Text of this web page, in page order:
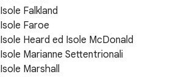
Isole Falkland
Isole Faroe
Isole Heard ed Isole McDonald
Isole Marianne Settentrionali
Isole Marshall